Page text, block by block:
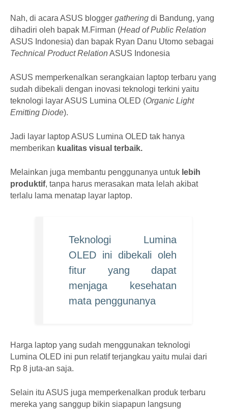
Nah, di acara ASUS blogger gathering di Bandung, yang
dihadiri oleh bapak M.Firman (Head of Public Relation
ASUS Indonesia) dan bapak Ryan Danu Utomo sebagai
Technical Product RelationASUS Indonesia
ASUS memperkenalkan serangkaian laptop terbaru yang
sudah dibekali dengan inovasi teknologi terkini yaitu
teknologi layar ASUS Lumina OLED (Organic Light
Emitting Diode).
Jadi layar laptop ASUS Lumina OLED tak hanya
memberikan kualitas visual terbaik.
Melainkan juga membantu penggunanya untuk lebih
produktif, tanpa harus merasakan mata lelah akibat
terlalu lama menatap layar laptop.
Teknologi Lumina
OLED ini dibekali oleh
fitur yang dapat
menjaga kesehatan
mata penggunanya
Harga laptop yang sudah menggunakan teknologi
Lumina OLED ini pun relatif terjangkau yaitu mulai dari
Rp 8 juta-an saja.
Selain itu ASUS juga memperkenalkan produk terbaru
mereka yang sanggup bikin siapapun langsung